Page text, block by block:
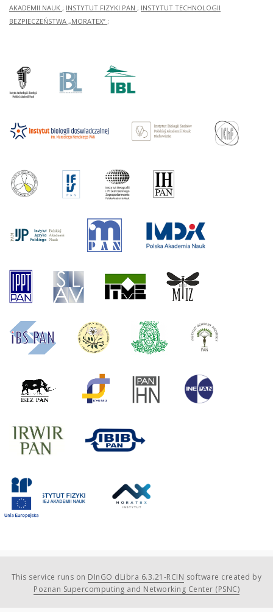
AKADEMII NAUK ; INSTYTUT FIZYKI PAN ; INSTYTUT TECHNOLOGII
BEZPIECZEŃSTWA „MORATEX” ;
This service runs on DInGO dLibra 6.3.21-RCIN software created by
Poznan Supercomputing and Networking Center (PSNC)